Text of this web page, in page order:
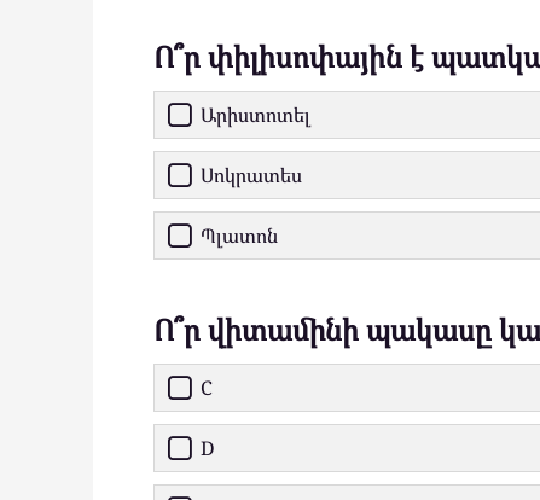
Ո՞ր փիլիսոփային է
Արիստոտել
Սոկրատես
Պլատոն
Ո՞ր վիտամինի պակասը
C
D